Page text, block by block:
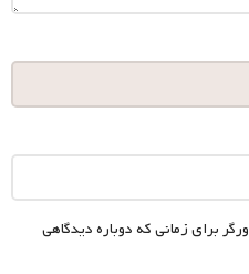
برای زمانی که دوباره دیدگاهی